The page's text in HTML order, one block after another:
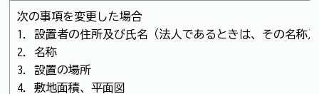
次の事項を変更した場合
1．設置者の住所及び氏名（法人であるときは、その名称
2．名称
3．設置の場所
4．敷地面積、平面図